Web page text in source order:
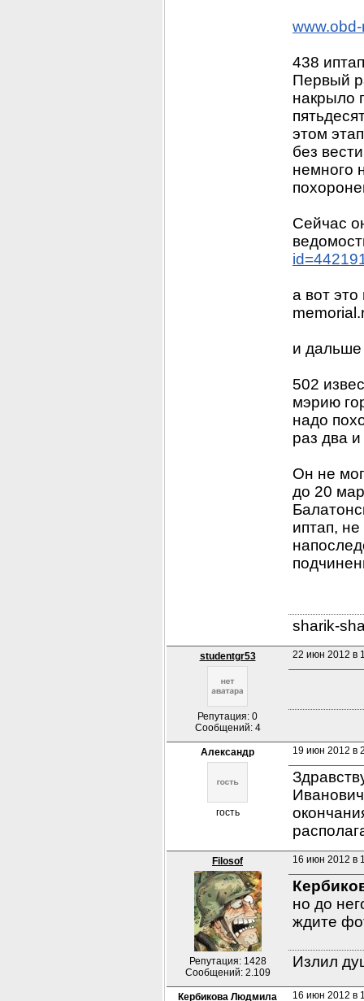
438
Первый
накрыло
этом
без
немного
Сейчас
а вот
и
502
мэрию
надо
раз два
Он не
до 20
иптап,
sharik-
studentgr53
Репутация: 0
Сообщений: 4
22 июн 2012 в
Александр
гость
19 июн 2012 в
Filosof
Репутация: 1428
Сообщений: 2.109
16 июн 2012 в
но до
ждите
Излил
Кербикова Людмила 16 июн 2012 в